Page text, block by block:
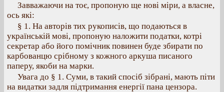
Завважаючи на тоє, пропоную ще нові міри, а власне,
ось які:
§ 1. На авторів тих рукописів, що подаються в
українській мові, пропоную наложити податки, котрі
секретар або його помічник повинен буде збирати по
карбованцю срібному з кожного аркуша писаного
паперу, якоби на марки.
Увага до § 1. Суми, в такий спосіб зібрані, мають піти
на видатки задля підтримання енергії пана цензора.